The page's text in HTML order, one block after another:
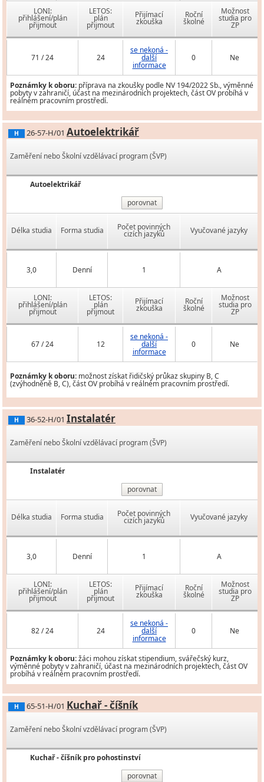
LONI:
přihlášení/plán
přijmout
LETOS:
plán
přijmout
Přijímací
zkouška
Roční
školné
Možnost
studia pro
ZP
71 / 24 24
se nekoná -
další
informace
0 Ne
Poznámky k oboru: příprava na zkoušky podle NV 194/2022 Sb., výměnné
pobyty v zahraničí, účast na mezinárodních projektech, část OV probíhá v
reálném pracovním prostředí.
H 26-57-H/01 Autoelektrikář
Zaměření nebo Školní vzdělávací program (ŠVP)
Autoelektrikář
porovnat
Délka studia Forma studia Počet povinných
cizích jazyků Vyučované jazyky
3,0 Denní 1 A
LONI:
přihlášení/plán
přijmout
LETOS:
plán
přijmout
Přijímací
zkouška
Roční
školné
Možnost
studia pro
ZP
67 / 24 12
se nekoná -
další
informace
0 Ne
Poznámky k oboru: možnost získat řidičský průkaz skupiny B, C
(zvýhodněně B, C), část OV probíhá v reálném pracovním prostředí.
H 36-52-H/01 Instalatér
Zaměření nebo Školní vzdělávací program (ŠVP)
Instalatér
porovnat
Délka studia Forma studia Počet povinných
cizích jazyků Vyučované jazyky
3,0 Denní 1 A
LONI:
přihlášení/plán
přijmout
LETOS:
plán
přijmout
Přijímací
zkouška
Roční
školné
Možnost
studia pro
ZP
82 / 24 24
se nekoná -
další
informace
0 Ne
Poznámky k oboru:žáci mohou získat stipendium, svářečský kurz,
výměnné pobyty v zahraničí, účast na mezinárodních projektech, část OV
probíhá v reálném pracovním prostředí.
H 65-51-H/01 Kuchař - číšník
Zaměření nebo Školní vzdělávací program (ŠVP)
Kuchař - číšník pro pohostinství
porovnat